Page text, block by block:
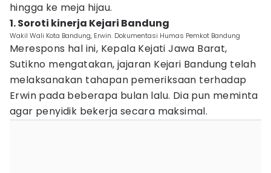
hingga ke meja hijau.
1. Soroti kinerja Kejari Bandung
Wakil Wali Kota Bandung, Erwin. Dokumentasi Humas Pemkot Bandung
Merespons hal ini, Kepala Kejati Jawa Barat,
Sutikno mengatakan, jajaran Kejari Bandung telah
melaksanakan tahapan pemeriksaan terhadap
Erwin pada beberapa bulan lalu. Dia pun meminta
agar penyidik bekerja secara maksimal.